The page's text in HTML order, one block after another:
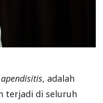
apendisitis, adalah
terjadi di seluruh